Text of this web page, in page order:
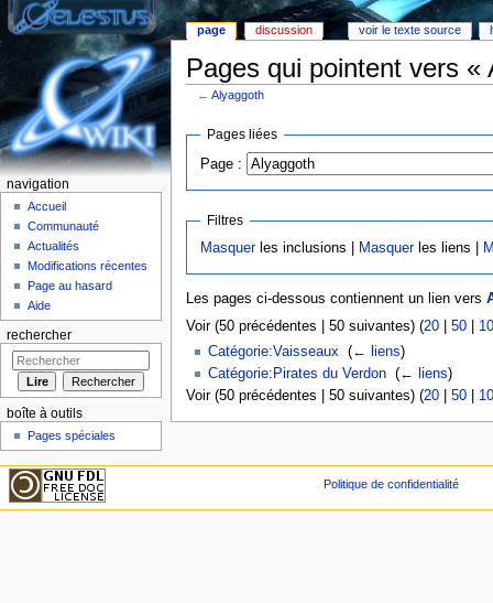
Pages qui pointent vers «
←Alyaggoth
Pages liées
Page :
Filtres
Masquerles inclusions | Masquerles liens |
Les pages ci-dessous contiennent un lien vers
Voir (50 précédentes | 50 suivantes) (20| 50|
Catégorie:Vaisseaux
(← liens)
Catégorie:Pirates du Verdon‎ (← liens)
Voir (50 précédentes | 50 suivantes) (20| 50|
page discussion voir le texte source
navigation
Accueil
Communauté
Actualités
Modifications récentes
Page au hasard
Aide
rechercher
boîte à outils
Pages spéciales
Politique de confidentialité